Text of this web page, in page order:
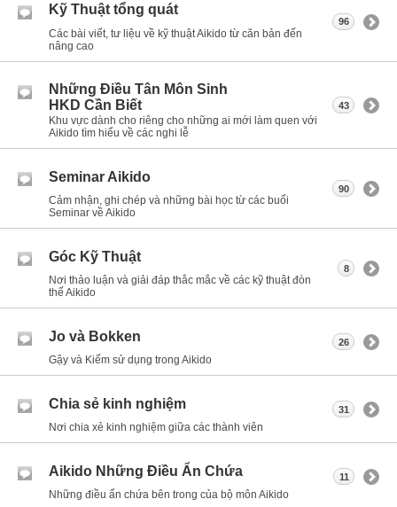
Kỹ Thuật tổng quát
Các bài viết, tư liệu về kỹ thuật Aikido từ căn bản đến
nâng cao
96
Những Điều Tân Môn Sinh
HKD Cần Biết
Khu vực dành cho riêng cho những ai mới làm quen với
Aikido tìm hiểu về các nghi lễ
43
Seminar Aikido
Cảm nhận, ghi chép và những bài học từ các buổi
Seminar về Aikido
90
Góc Kỹ Thuật
Nơi thảo luận và giải đáp thắc mắc về các kỹ thuật đòn
thế Aikido
8
Jo và Bokken
Gậy và Kiếm sử dụng trong Aikido
26
Chia sẻ kinh nghiệm
Nơi chia xẻ kinh nghiệm giữa các thành viên
31
Aikido Những Điều Ẩn Chứa
Những điều ẩn chứa bên trong của bộ môn Aikido
11